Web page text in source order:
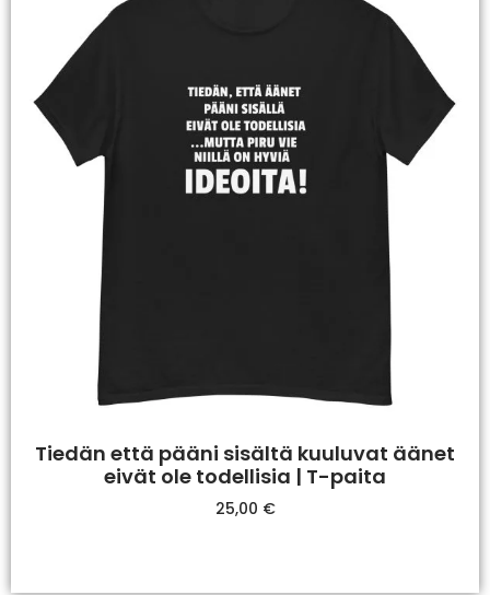
Tiedän että pääni sisältä kuuluvat äänet
eivät ole todellisia | T-paita
25,00 €